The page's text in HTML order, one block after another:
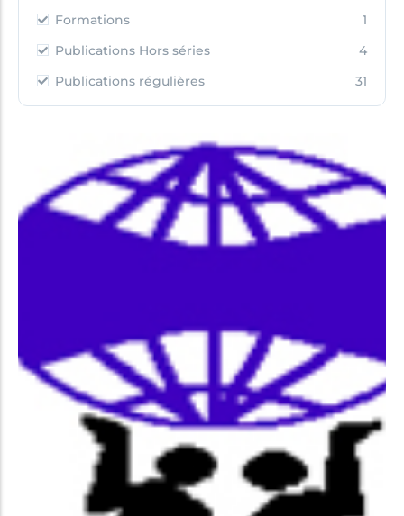
Formations
1
Publications Hors séries
4
Publications régulières
31